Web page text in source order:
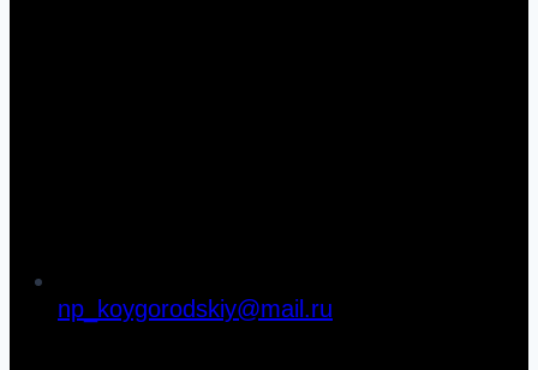
np_koygorodskiy@mail.ru